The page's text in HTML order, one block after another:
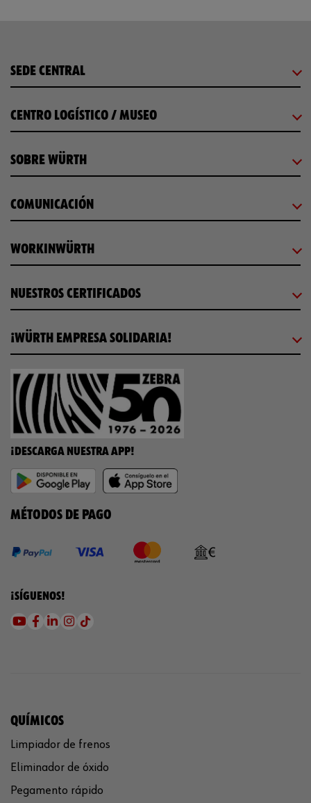
SEDE CENTRAL
CENTRO LOGÍSTICO / MUSEO
SOBRE WÜRTH
COMUNICACIÓN
WORKINWÜRTH
NUESTROS CERTIFICADOS
¡WÜRTH EMPRESA SOLIDARIA!
¡DESCARGA NUESTRA APP!
MÉTODOS DE PAGO
¡SÍGUENOS!
QUÍMICOS
Limpiador de frenos
Eliminador de óxido
Pegamento rápido